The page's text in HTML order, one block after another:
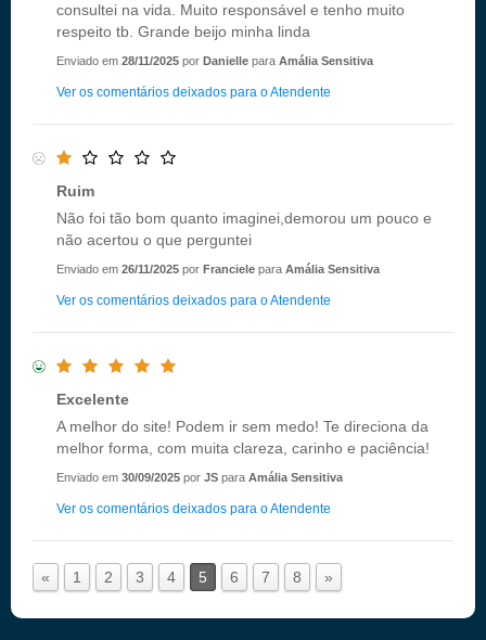
consultei na vida. Muito responsável e tenho muito
respeito tb. Grande beijo minha linda
Enviado em 28/11/2025 por Danielle para Amália Sensitiva
Ver os comentários deixados para o Atendente
Ruim
Não foi tão bom quanto imaginei,demorou um pouco e
não acertou o que perguntei
Enviado em 26/11/2025 por Franciele para Amália Sensitiva
Ver os comentários deixados para o Atendente
Excelente
A melhor do site! Podem ir sem medo! Te direciona da
melhor forma, com muita clareza, carinho e paciência!
Enviado em 30/09/2025 por JS para Amália Sensitiva
Ver os comentários deixados para o Atendente
« 1 2 3 4 5 6 7 8 »